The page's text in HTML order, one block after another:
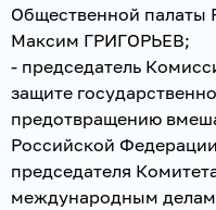
Общественной палаты
Максим ГРИГОРЬЕВ;
- председатель
защите
предотвращению
Российской
председателя
международным